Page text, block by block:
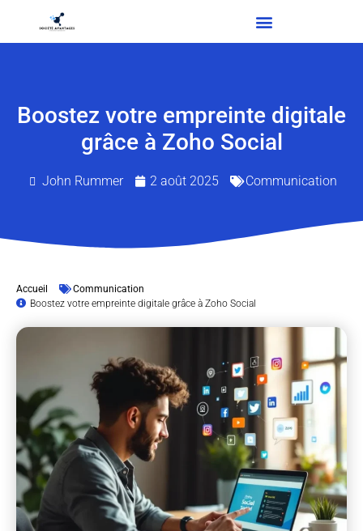
Boostez votre empreinte digitale
grâce à Zoho Social
John Rummer 2 août 2025 Communication
Accueil
Communication
Boostez votre empreinte digitale grâce à Zoho Social